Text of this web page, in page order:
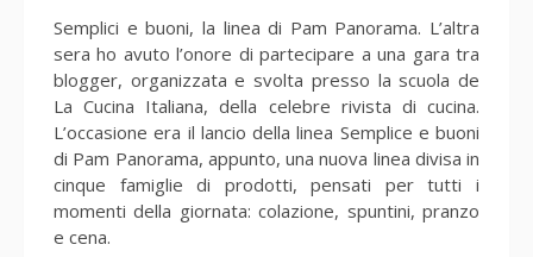
Semplici e buoni, la linea di Pam Panorama. L’altra
sera ho avuto l’onore di partecipare a una gara tra
blogger, organizzata e svolta presso la scuola de
La Cucina Italiana, della celebre rivista di cucina.
L’occasione era il lancio della linea Semplice e buoni
di Pam Panorama, appunto, una nuova linea divisa in
cinque famiglie di prodotti, pensati per tutti i
momenti della giornata: colazione, spuntini, pranzo
e cena.